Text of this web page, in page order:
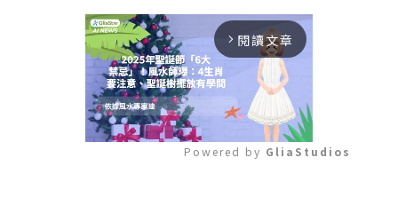
arrow_forward_ios 閱讀文章
Powered by GliaStudios